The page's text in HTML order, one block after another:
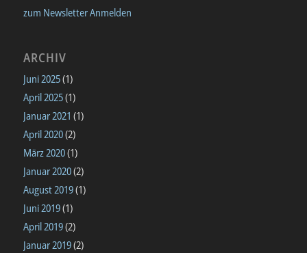
zum Newsletter Anmelden
ARCHIV
Juni 2025(1)
April 2025(1)
Januar 2021 (1)
April 2020(2)
März 2020(1)
Januar 2020(2)
August 2019(1)
Juni 2019(1)
April 2019(2)
Januar 2019(2)